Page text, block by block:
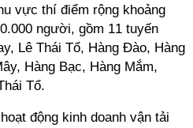
vực thí điểm rộng khoảng
người, gồm 11 tuyến
Lê Thái Tổ, Hàng Đào, Hàng
Hàng Bạc, Hàng Mắm,
Tổ.
động kinh doanh vận tải